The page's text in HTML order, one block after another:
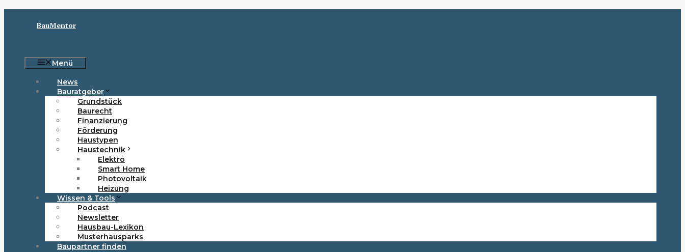
BauMentor
Menü
News
Bauratgeber
Grundstück
Baurecht
Finanzierung
Förderung
Haustypen
Haustechnik
Elektro
Smart Home
Photovoltaik
Heizung
Wissen & Tools
Podcast
Newsletter
Hausbau-Lexikon
Musterhausparks
Baupartner finden